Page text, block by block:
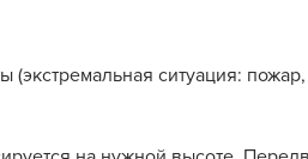
(экстремальная ситуация: